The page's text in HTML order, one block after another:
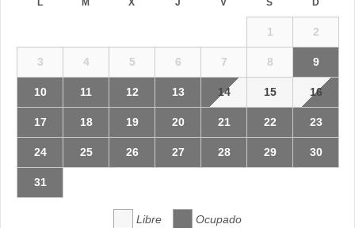
1 2
3 4 5 6 7 8 9
10 11 12 13 14 15 16
17 18 19 20 21 22 23
24 25 26 27 28 29 30
31
Libre Ocupado